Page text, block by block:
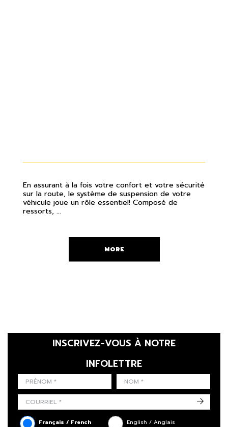
En assurant à la fois votre confort et votre sécurité
sur la route, le système de suspension de votre
véhicule joue un rôle essentiel! Composé de
ressorts, ...
MORE
PRÉNOM
LAST NAME
INSCRIVEZ-VOUS À NOTRE
INFOLETTRE
LANGUE
Français / French English / Anglais
->